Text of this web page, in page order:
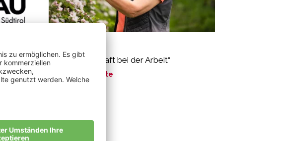
„Mit Leidenschaft bei der Arbeit“
Meine Geschichte